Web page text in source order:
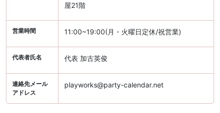
屋21階
営業時間 11:00~19:00(月・火曜日定休/祝営業)
代表者氏名 代表 加古英俊
連絡先メール
アドレス
playworks@party-calendar.net